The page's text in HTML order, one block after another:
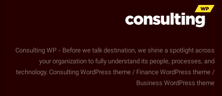
Consulting WP - Before we talk destination, we shine a spotlight across
your organization to fully understand its people, processes, and
technology. Consulting WordPress theme / Finance WordPress theme /
Business WordPress theme